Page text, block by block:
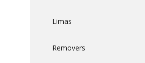
Limas
Removers